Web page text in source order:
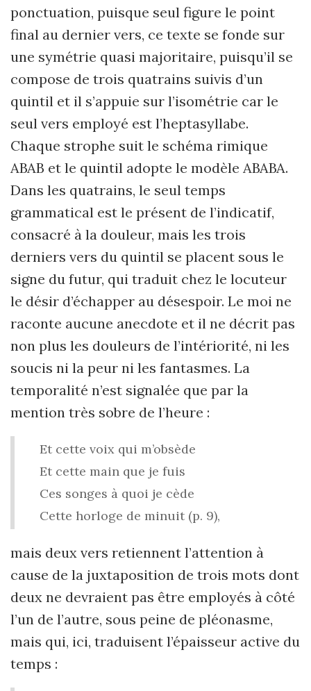
ponctuation, puisque seul figure le point
final au dernier vers, ce texte se fonde sur
une symétrie quasi majoritaire, puisqu’il se
compose de trois quatrains suivis d’un
quintil et il s’appuie sur l’isométrie car le
seul vers employé est l’heptasyllabe.
Chaque strophe suit le schéma rimique
ABAB et le quintil adopte le modèle ABABA.
Dans les quatrains, le seul temps
grammatical est le présent de l’indicatif,
consacré à la douleur, mais les trois
derniers vers du quintil se placent sous le
signe du futur, qui traduit chez le locuteur
le désir d’échapper au désespoir. Le moi ne
raconte aucune anecdote et il ne décrit pas
non plus les douleurs de l’intériorité, ni les
soucis ni la peur ni les fantasmes. La
temporalité n’est signalée que par la
mention très sobre de l’heure :
Et cette voix qui m’obsède
Et cette main que je fuis
Ces songes à quoi je cède
Cette horloge de minuit (p. 9),
mais deux vers retiennent l’attention à
cause de la juxtaposition de trois mots dont
deux ne devraient pas être employés à côté
l’un de l’autre, sous peine de pléonasme,
mais qui, ici, traduisent l’épaisseur active du
temps :